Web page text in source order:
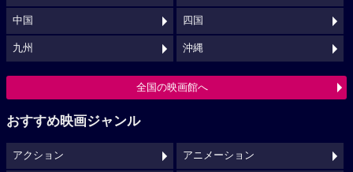
中国 四国
九州 沖縄
全国の映画館へ
おすすめ映画ジャンル
アクション アニメーション